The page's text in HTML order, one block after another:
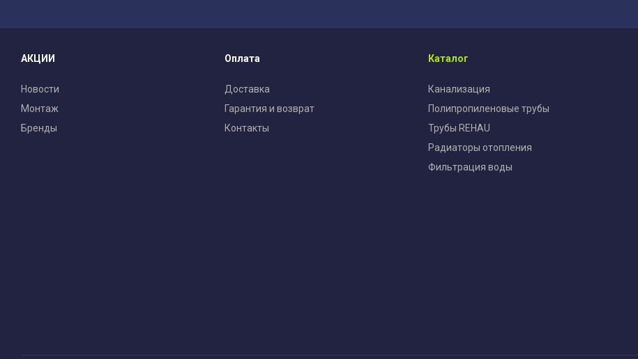
АКЦИИ
Новости
Монтаж
Бренды
Оплата
Доставка
Гарантия и возврат
Контакты
Каталог
Канализация
Полипропиленовые трубы
Трубы REHAU
Радиаторы отопления
Фильтрация воды